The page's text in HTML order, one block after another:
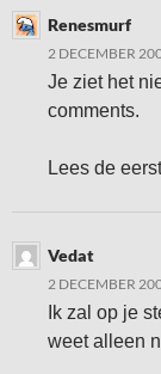
Renesmurf
2 DECEMBER
Je ziet het
comments.
Lees de
Vedat
2 DECEMBER
Ik zal op je
weet alleen